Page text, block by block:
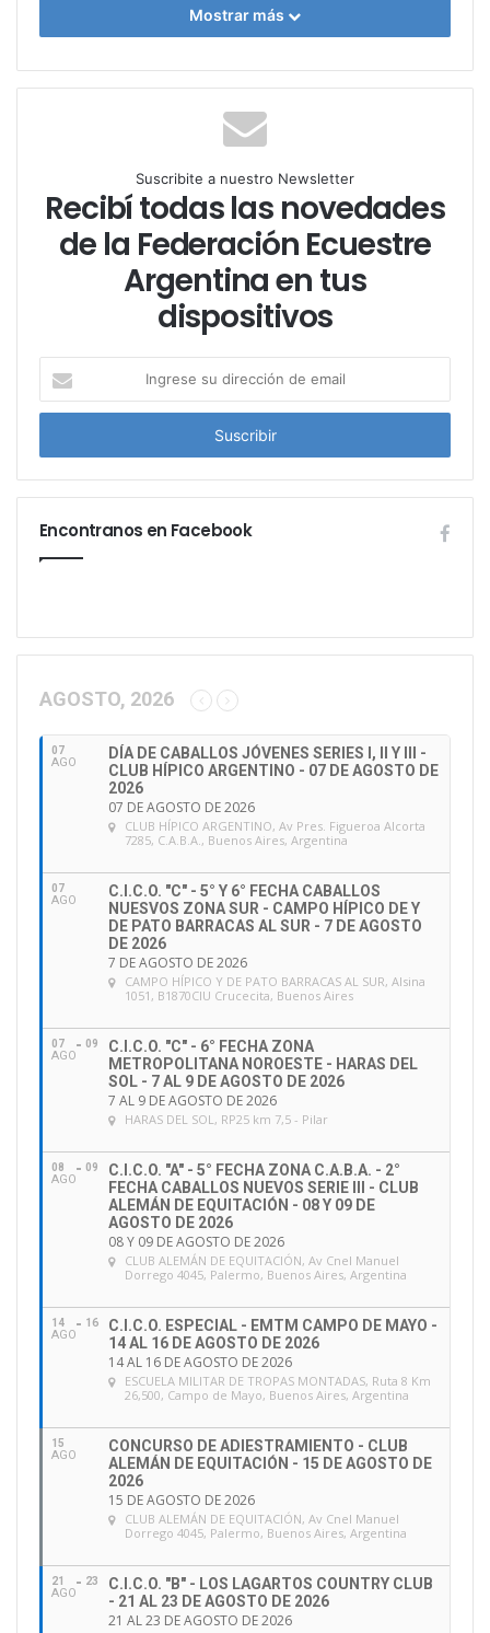
Mostrar más
Suscribite a nuestro Newsletter
Recibí todas las novedades
de la Federación Ecuestre
Argentina en tus
dispositivos
g
e
s
s
e
c
ó
a
Encontranos en Facebook
AGOSTO, 2026
07
AGO
DÍA DE CABALLOS JÓVENES SERIES I, II Y III -
CLUB HÍPICO ARGENTINO - 07 DE AGOSTO DE
2026
07 DE AGOSTO DE 2026
CLUB HÍPICO ARGENTINO, Av Pres. Figueroa Alcorta
7285, C.A.B.A., Buenos Aires, Argentina
07
AGO
C.I.C.O. "C" - 5° Y 6° FECHA CABALLOS
NUESVOS ZONA SUR - CAMPO HÍPICO DE Y
DE PATO BARRACAS AL SUR - 7 DE AGOSTO
DE 2026
7 DE AGOSTO DE 2026
CAMPO HÍPICO Y DE PATO BARRACAS AL SUR, Alsina
1051, B1870CIU Crucecita, Buenos Aires
07
AGO
09
C.I.C.O. "C" - 6° FECHA ZONA
METROPOLITANA NOROESTE - HARAS DEL
SOL - 7 AL 9 DE AGOSTO DE 2026
7 AL 9 DE AGOSTO DE 2026
HARAS DEL SOL, RP25 km 7,5 - Pilar
08
AGO
09
C.I.C.O. "A" - 5° FECHA ZONA C.A.B.A. - 2°
FECHA CABALLOS NUEVOS SERIE III - CLUB
ALEMÁN DE EQUITACIÓN - 08 Y 09 DE
AGOSTO DE 2026
08 Y 09 DE AGOSTO DE 2026
CLUB ALEMÁN DE EQUITACIÓN, Av Cnel Manuel
Dorrego 4045, Palermo, Buenos Aires, Argentina
14
AGO
16
C.I.C.O. ESPECIAL - EMTM CAMPO DE MAYO -
14 AL 16 DE AGOSTO DE 2026
14 AL 16 DE AGOSTO DE 2026
ESCUELA MILITAR DE TROPAS MONTADAS, Ruta 8 Km
26,500, Campo de Mayo, Buenos Aires, Argentina
15
AGO
CONCURSO DE ADIESTRAMIENTO - CLUB
ALEMÁN DE EQUITACIÓN - 15 DE AGOSTO DE
2026
15 DE AGOSTO DE 2026
CLUB ALEMÁN DE EQUITACIÓN, Av Cnel Manuel
Dorrego 4045, Palermo, Buenos Aires, Argentina
21
AGO
23
C.I.C.O. "B" - LOS LAGARTOS COUNTRY CLUB
- 21 AL 23 DE AGOSTO DE 2026
21 AL 23 DE AGOSTO DE 2026